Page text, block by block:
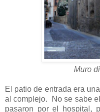
Muro
El patio de entrada era
al complejo. No se sabe
pasaron por el hospital,